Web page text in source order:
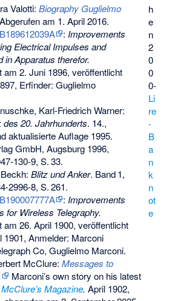
h
e
n
2
0
0
0-
Li
re
-
B
a
n
k
n
ot
e
Valotti:Biography Guglielmo
Abgerufen am 1. April 2016.
: Improvements
Electrical Impulses and
in Apparatus therefor.
am2. Juni 1896, veröffentlicht
, Erfinder: Guglielmo
Karl-Friedrich Warner:
des 20. Jahrhunderts. 14.,
aktualisierte Auflage 1995.
GmbH, Augsburg 1996,
130-9,S.33.
Blitz und Anker. Band1,
2996-8,S.261.
: Improvements
for Wireless Telegraphy.
am26. April 1900, veröffentlicht
1901, Anmelder: Marconi
Co, Guglielmo Marconi.
McClure:Messages to
Marconi’s own story on his latest
McClure’s Magazine. April 1902,